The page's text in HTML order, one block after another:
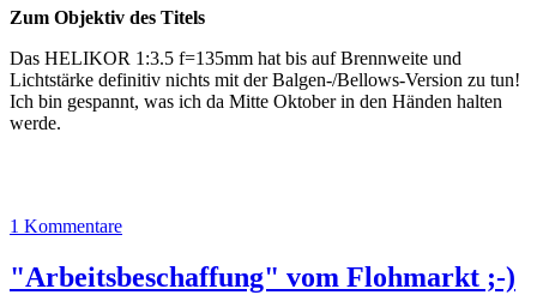
Zum Objektiv des Titels
Das HELIKOR 1:3.5 f=135mm hat bis auf Brennweite und
Lichtstärke definitiv nichts mit der Balgen-/Bellows-Version zu tun!
Ich bin gespannt, was ich da Mitte Oktober in den Händen halten
werde.
1 Kommentare
"Arbeitsbeschaffung" vom Flohmarkt ;-)